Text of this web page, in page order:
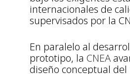
internacionales de
supervisados por la
En paralelo al
prototipo, la CNEA
diseño conceptual